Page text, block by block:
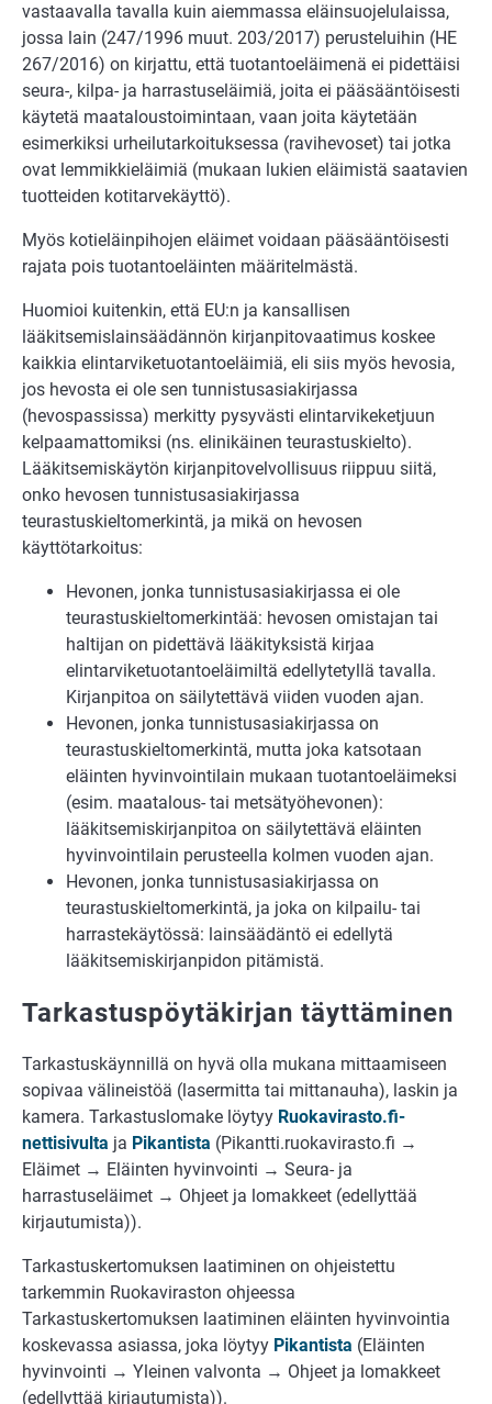
vastaavalla tavalla kuin aiemmassa eläinsuojelulaissa,
jossa lain (247/1996 muut. 203/2017) perusteluihin (HE
267/2016) on kirjattu, että tuotantoeläimenä ei pidettäisi
seura-, kilpa- ja harras­tuseläimiä, joita ei pääsääntöi­sesti
käytetä maataloustoimintaan, vaan joita käyte­tään
esimerkiksi urheilutarkoituk­sessa (ravihevoset) tai jotka
ovat lemmikkieläimiä (mukaan lukien eläimistä saatavien
tuotteiden kotitarvekäyttö).
Myös kotieläinpihojen eläimet voidaan pääsään­töisesti
rajata pois tuotantoeläinten määritelmästä.
Huomioi kuitenkin, että EU:n ja kansallisen
lääkitsemislainsäädännön kirjanpitovaati­mus koskee
kaikkia elintarviketuotantoeläimiä, eli siis myös hevosia,
jos hevosta ei ole sen tunnistusasiakirjassa
(hevospassissa) merkitty pysyvästi elintarvikeketjuun
kelpaamattomiksi (ns. elinikäinen teurastuskielto).
Lääkitsemiskäytön kirjanpitovel­vollisuus riippuu siitä,
onko hevosen tunnistusasiakirjassa
teurastuskieltomerkintä, ja mikä on hevosen
käyttötarkoitus:
Hevonen, jonka tunnistusasiakirjassa ei ole
teurastuskieltomerkintää: hevosen omistajan tai
haltijan on pidettävä lääkityksistä kirjaa
elintarviketuotantoeläimiltä edellytetyllä tavalla.
Kirjanpitoa on säilytettävä viiden vuoden ajan.
Hevonen, jonka tunnistusasiakirjassa on
teurastuskieltomerkintä, mutta joka katsotaan
eläinten hyvinvointilain mukaan tuotantoeläimeksi
(esim. maatalous- tai metsätyöhevonen):
lääkitsemiskirjanpitoa on säilytettävä eläinten
hyvinvointilain perusteella kolmen vuoden ajan.
Hevonen, jonka tunnistusasiakirjassa on
teurastuskieltomerkintä, ja joka on kilpailu- tai
harrastekäytössä: lainsäädäntö ei edellytä
lääkitsemiskirjanpidon pitämistä.
Tarkastuspöytäkirjan täyttäminen
Tarkastuskäynnillä on hyvä olla mukana mittaamiseen
sopivaa välineistöä (lasermitta tai mittanauha), laskin ja
kamera. Tarkastuslomake löytyy Ruokavirasto.fi-
nettisivulta ja Pikan­tista (Pikantti.ruokavirasto.fi →
Eläimet → Eläinten hyvinvointi → Seura- ja
harrastuseläimet → Ohjeet ja lomakkeet (edellyttää
kirjautumista)).
Tarkastuskertomuksen laatiminen on ohjeistettu
tarkemmin Ruokaviraston ohjeessa
Tarkastuskertomuksen laatiminen eläinten hyvinvointia
koskevassa asiassa, joka löy­tyy Pikantista (Eläinten
hyvinvointi → Yleinen valvonta → Ohjeet ja lomakkeet
(edellyttää kirjautumista)).